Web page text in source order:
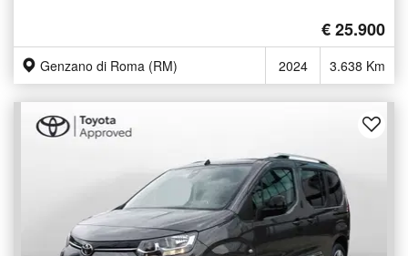
€ 25.900
Genzano di Roma (RM) 2024 3.638 Km